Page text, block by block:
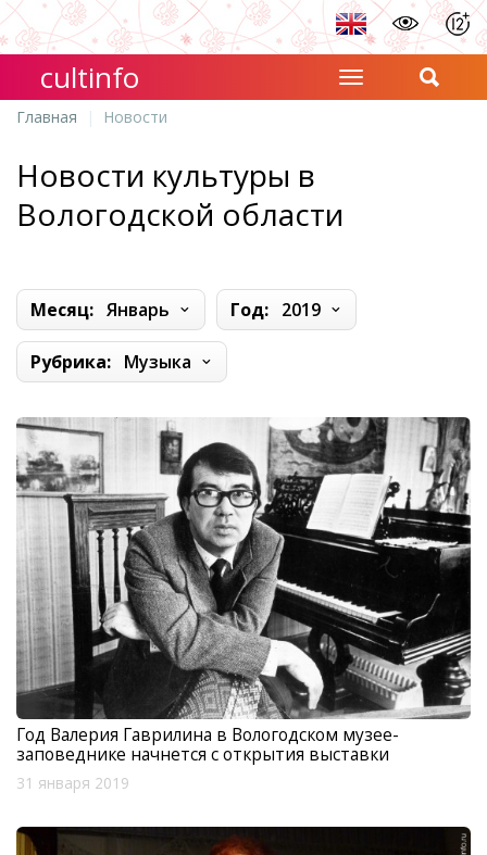
cultinfo
Главная Новости
Новости культуры в
Вологодской области
Месяц: Январь Год: 2019
Рубрика: Музыка
Год Валерия Гаврилина в Вологодском музее-
заповеднике начнется с открытия выставки
31 января 2019